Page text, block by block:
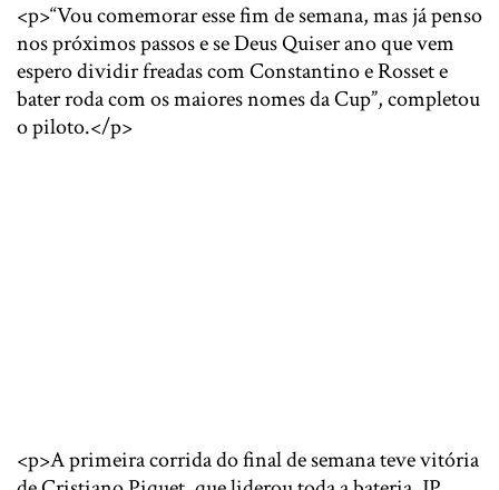
<p>“Vou comemorar esse fim de semana, mas já penso
nos próximos passos e se Deus Quiser ano que vem
espero dividir freadas com Constantino e Rosset e
bater roda com os maiores nomes da Cup”, completou
o piloto.</p>
<p>A primeira corrida do final de semana teve vitória